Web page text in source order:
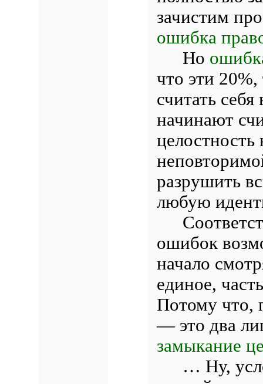
зачистим
ошибка
Но
что эти
считать
начинают
разрушить
любую
ошибок
начало
единое,
Потому что,
— это два
замыкание
… Ну,